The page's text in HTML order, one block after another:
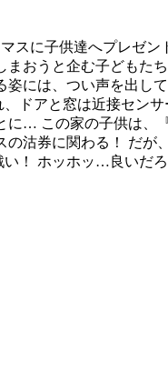
に子供達へプレゼ
おうと企む子どもた
には、つい声を出し
ドアと窓は近接セン
… この家の子供は、
沽券に関わる！ だが
！ ホッホッ…良いだ